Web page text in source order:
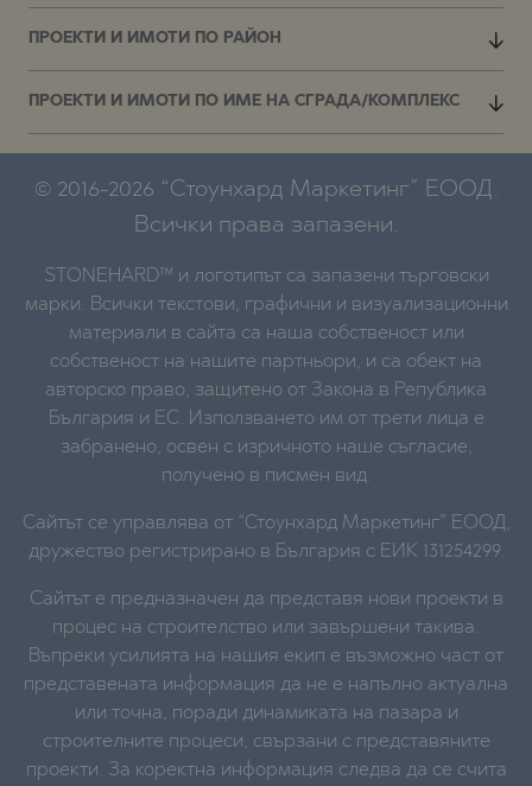
ПРОЕКТИ И ИМОТИ ПО РАЙОН
ПРОЕКТИ И ИМОТИ ПО ИМЕ НА СГРАДА/КОМПЛЕКС
© 2016-2026 “Стоунхард Маркетинг” ЕООД.
Всички права запазени.
STONEHARD™ и логотипът са запазени търговски
марки. Всички текстови, графични и визуализационни
материали в сайта са наша собственост или
собственост на нашите партньори, и са обект на
авторско право, защитено от Закона в Република
България и ЕС. Използването им от трети лица е
забранено, освен с изричното наше съгласие,
получено в писмен вид.
Сайтът се управлява от “Стоунхард Маркетинг” ЕООД,
дружество регистрирано в България с ЕИК 131254299.
Сайтът е предназначен да представя нови проекти в
процес на строителство или завършени такива.
Въпреки усилията на нашия екип е възможно част от
представената информация да не е напълно актуална
или точна, поради динамиката на пазара и
строителните процеси, свързани с представяните
проекти. За коректна информация следва да се счита